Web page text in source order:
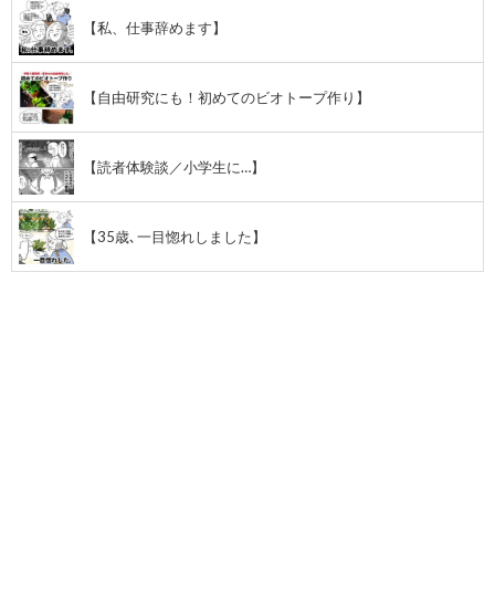
【私、仕事辞めます】
【自由研究にも！初めてのビオトープ作り】
【読者体験談／小学生に…】
【35歳､一目惚れしました】